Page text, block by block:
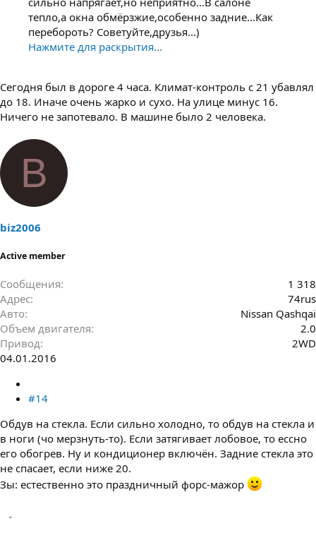
тепло,а окна обмёрзжие,особенно задние...Как
перебороть? Советуйте,друзья...)
Нажмите для раскрытия...
Сегодня был в дороге 4 часа. Климат-контроль с 21 убавлял
до 18. Иначе очень жарко и сухо. На улице минус 16.
Ничего не запотевало. В машине было 2 человека.
B
biz2006
Active member
Сообщения
1 318
Адрес
74rus
Авто
Nissan Qashqai
Объем двигателя
2.0
Привод
2WD
04.01.2016
#14
Обдув на стекла. Если сильно холодно, то обдув на стекла и
в ноги (чо мерзнуть-то). Если затягивает лобовое, то ессно
его обогрев. Ну и кондиционер включён. Задние стекла это
не спасает, если ниже 20.
Зы: естественно это праздничный форс-мажор